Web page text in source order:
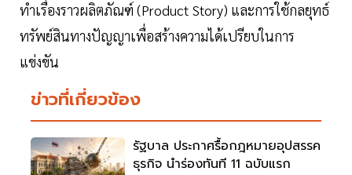
ทำเรื่องราวผลิตภัณฑ์ (Product Story) และการใช้กลยุทธ์
ทรัพย์สินทางปัญญาเพื่อสร้างความได้เปรียบในการ
แข่งขัน
ข่าวที่เกี่ยวข้อง
รัฐบาล ประกาศรื้อกฎหมายอุปสรรค
ธุรกิจ นำร่องทันที 11 ฉบับแรก